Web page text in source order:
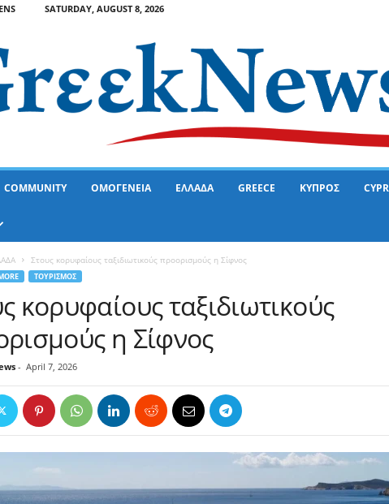
SATURDAY, AUGUST 8, 2026
COMMUNITY ΟΜΟΓΕΝΕΙΑ ΕΛΛΑΔΑ GREECE ΚΥΠΡΟΣ
Στους κορυφαίους ταξιδιωτικούς προορισμούς η Σίφνος
ΤΟΥΡΙΣΜΟΣ
κορυφαίους ταξιδιωτικούς
η Σίφνος
- April 7, 2026